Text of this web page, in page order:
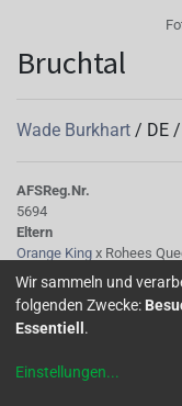
Bruchtal
Wade Burkhart / DE /
AFSReg.Nr.
5694
Eltern
Orange King x Rohees
Tubus
hell-/dunkelpink gestreift,
Sepalen
hellrotpurpur N66A, stark
dunkelpurpur N87A,
Wir sammeln und
folgenden Zwecke:
Essentiell .
Einstellungen...